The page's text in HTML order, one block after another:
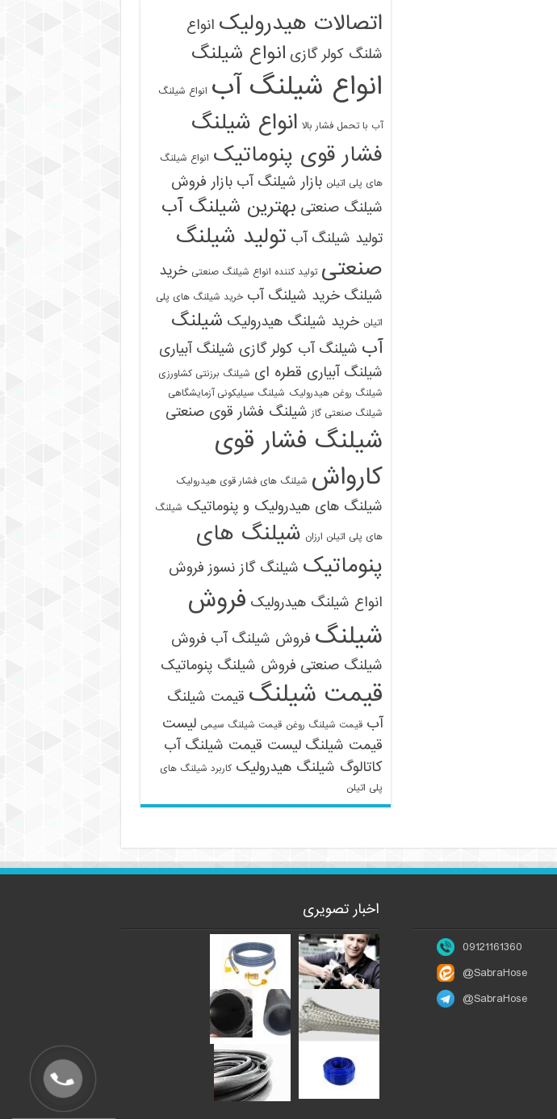
اتصالات هیدرولیک انواع
شلنگ کولر گازی انواع شیلنگ
انواع شیلنگ آب انواع شیلنگ
آب با تحمل فشار بالا انواع شیلنگ
فشار قوی پنوماتیک انواع شیلنگ
های پلی اتیلن بازار شیلنگ آب بازار فروش
شیلنگ صنعتی بهترین شیلنگ آب
تولید شیلنگ آب تولید شیلنگ
صنعتی تولید کننده انواع شیلنگ صنعتی خرید
شیلنگ خرید شیلنگ آب خرید شیلنگ های پلی
اتیلن خرید شیلنگ هیدرولیک شیلنگ
آب شیلنگ آب کولر گازی شیلنگ آبیاری
شیلنگ آبیاری قطره ای شیلنگ برزنتی کشاورزی
شیلنگ روغن هیدرولیک شیلنگ سیلیکونی آزمایشگاهی
شیلنگ صنعتی گاز شیلنگ فشار قوی صنعتی
شیلنگ فشار قوی
کارواش شیلنگ های فشار قوی هیدرولیک
شیلنگ های هیدرولیک و پنوماتیک شیلنگ
های پلی اتیلن ارزان شیلنگ های
پنوماتیک شیلنگ گاز نسوز فروش
انواع شیلنگ هیدرولیک فروش
شیلنگ فروش شیلنگ آب فروش
شیلنگ صنعتی فروش شیلنگ پنوماتیک
قیمت شیلنگ قیمت شیلنگ
آب قیمت شیلنگ روغن قیمت شیلنگ سیمی لیست
قیمت شیلنگ لیست قیمت شیلنگ آب
کاتالوگ شیلنگ هیدرولیک کاربرد شیلنگ های
پلی اتیلن
09121161360
@SabraHose
@SabraHose
اخبار تصویری